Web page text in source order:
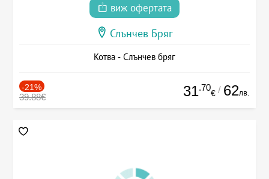
виж офертата
Слънчев Бряг
Котва - Слънчев бряг
-21%
39.88€ 31.70
€ / 62лв.